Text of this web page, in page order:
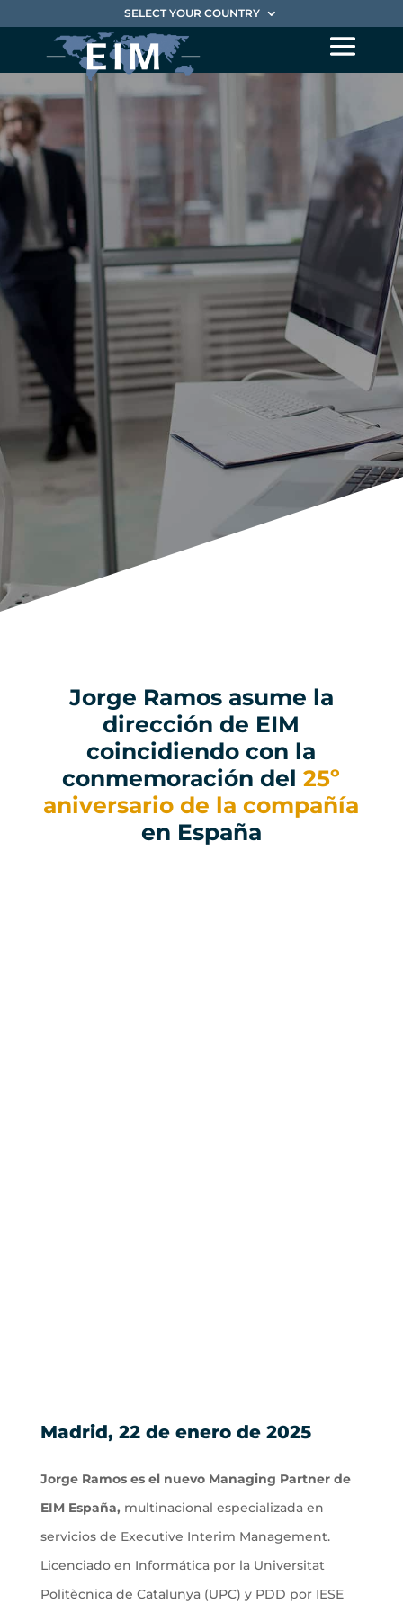
SELECT YOUR COUNTRY
Jorge Ramos asume la
dirección de EIM
coincidiendo con la
conmemoración del25º
aniversario de la compañía
en España
Madrid, 22 de enero de 2025
Jorge Ramos es el nuevo Managing Partner de
EIM España, multinacional especializada en
servicios de Executive Interim Management.
Licenciado en Informática por la Universitat
Politècnica de Catalunya (UPC) y PDD por IESE